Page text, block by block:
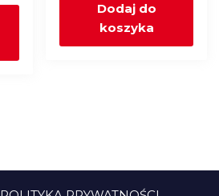
Dodaj do
koszyka